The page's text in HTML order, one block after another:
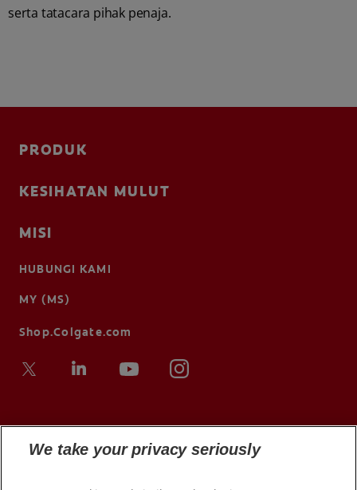
serta tatacara pihak penaja.
PRODUK
KESIHATAN MULUT
MISI
HUBUNGI KAMI
MY (MS)
Shop.Colgate.com
We take your privacy seriously